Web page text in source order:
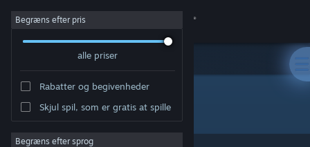
Log på
Om
Begræns efter pris
alle priser
Rabatter og begivenheder
Skjul spil, som er gratis at spille
Begræns efter sprog
Udvikler: Hugging Dragons